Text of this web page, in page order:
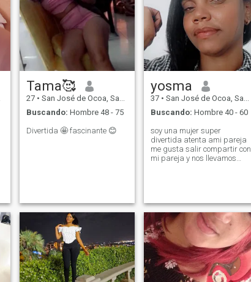
Tama🥰
27 • San José de Ocoa, San José de Ocoa, Rep. Dominicana
Buscando: Hombre 48 - 75
Divertida 🤩 fascinante 😊
yosma
37 • San José de Ocoa, San José de Ocoa, Rep. Dominicana
Buscando: Hombre 40 - 60
soy una mujer super
divertida atenta ami pareja
me gusta salir compartir con
mi pareja y nos llevamos